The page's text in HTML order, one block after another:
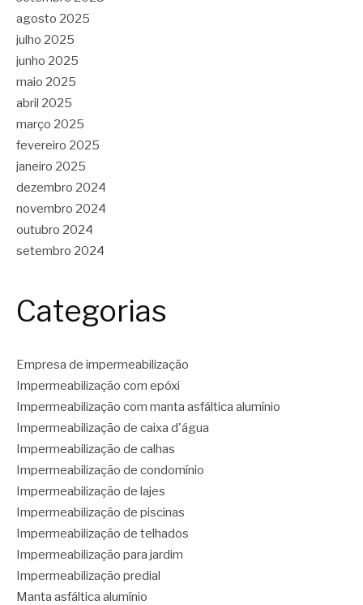
agosto 2025
julho 2025
junho 2025
maio 2025
abril 2025
março 2025
fevereiro 2025
janeiro 2025
dezembro 2024
novembro 2024
outubro 2024
setembro 2024
Categorias
Empresa de impermeabilização
Impermeabilização com epóxi
Impermeabilização com manta asfáltica alumínio
Impermeabilização de caixa d'água
Impermeabilização de calhas
Impermeabilização de condomínio
Impermeabilização de lajes
Impermeabilização de piscinas
Impermeabilização de telhados
Impermeabilização para jardim
Impermeabilização predial
Manta asfáltica alumínio